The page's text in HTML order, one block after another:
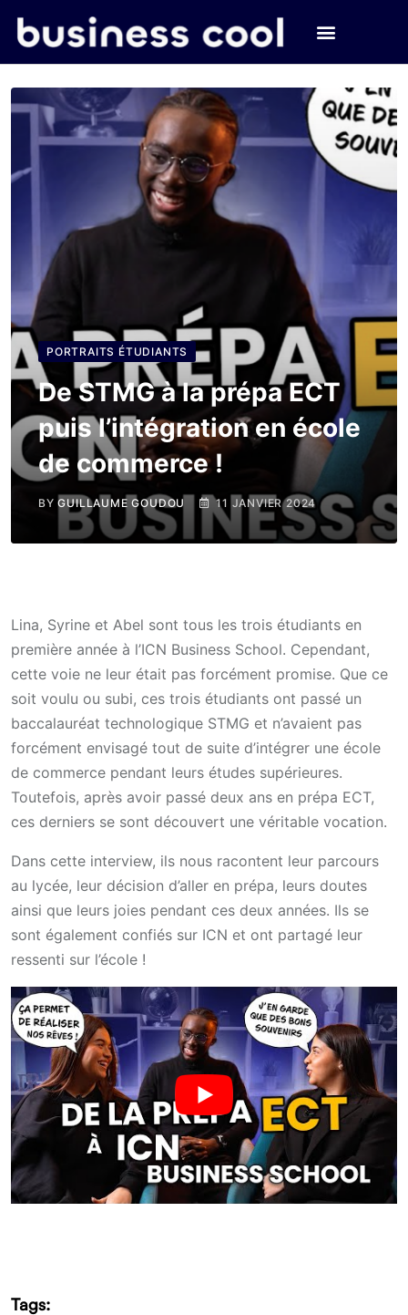
PORTRAITS ÉTUDIANTS
De STMG à la prépa ECT
puis l’intégration en école
de commerce !
BYGUILLAUME GOUDOU 11 JANVIER 2024
Lina, Syrine et Abel sont tous les trois étudiants en
première année à l’ICN Business School. Cependant,
cette voie ne leur était pas forcément promise. Que ce
soit voulu ou subi, ces trois étudiants ont passé un
baccalauréat technologique STMG et n’avaient pas
forcément envisagé tout de suite d’intégrer une école
de commerce pendant leurs études supérieures.
Toutefois, après avoir passé deux ans en prépa ECT,
ces derniers se sont découvert une véritable vocation.
Dans cette interview, ils nous racontent leur parcours
au lycée, leur décision d’aller en prépa, leurs doutes
ainsi que leurs joies pendant ces deux années. Ils se
sont également confiés sur ICN et ont partagé leur
ressenti sur l’école !
Tags: